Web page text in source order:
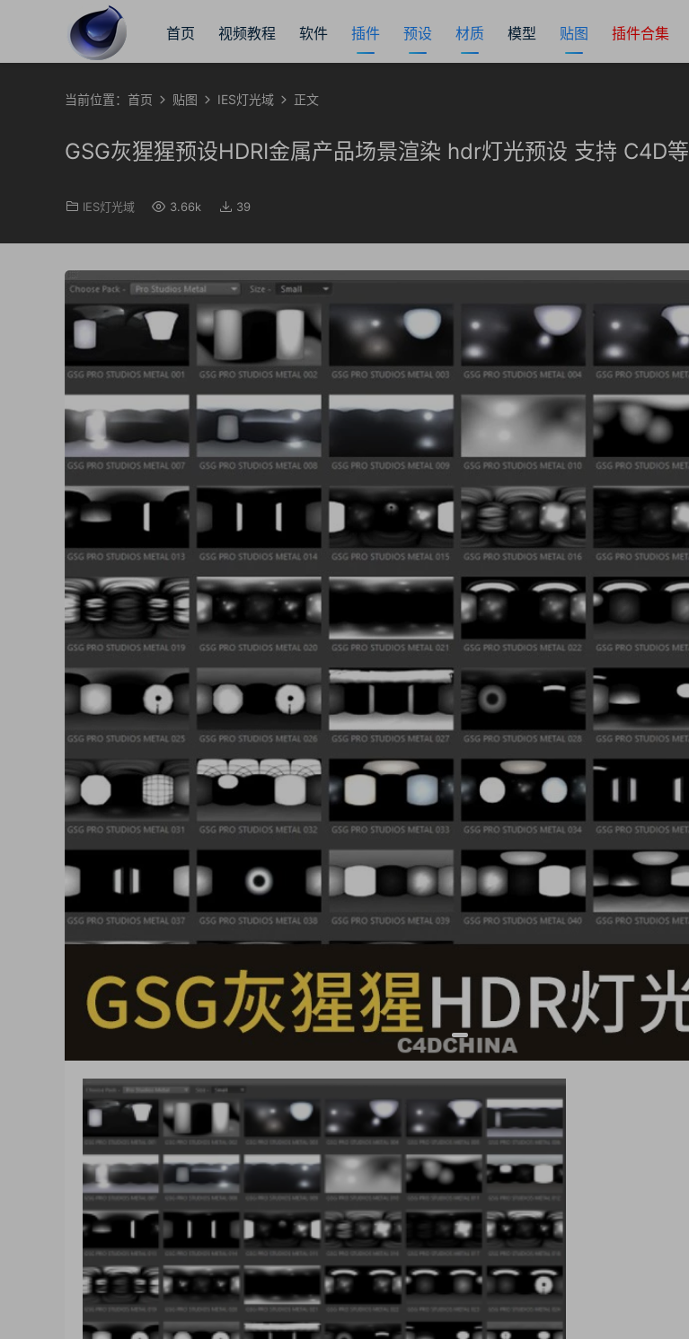
首页 视频教程 软件 插件 预设 材质 模型 贴图 插件合集
当前位置： 首页 贴图 IES灯光域 正文
GSG灰猩猩预设HDRI金属产品场景渲染 hdr灯光预设 支持 C4D等
IES灯光域 3.66k 39